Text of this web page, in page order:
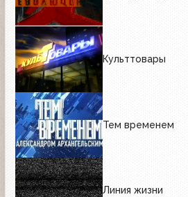
Культтовары
Тем временем
Линия жизни